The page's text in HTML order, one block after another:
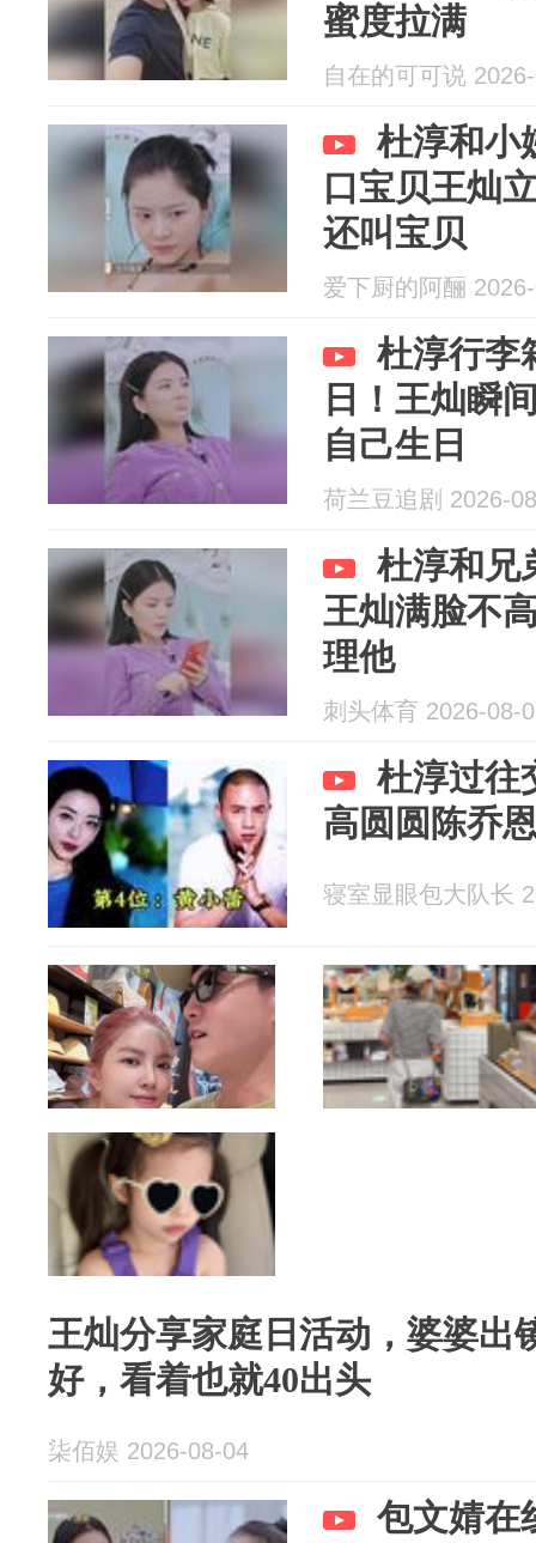
蜜度拉满
自在的可可说
杜淳和小
口宝贝王灿
还叫宝贝
爱下厨的阿酾
杜淳行李
日！王灿瞬
自己生日
荷兰豆追剧 2026-
杜淳和兄
王灿满脸不
理他
刺头体育 2026-08-
杜淳过往
高圆圆陈乔
寝室显眼包大队长
王灿分享家庭日活动，婆婆出
好，看着也就40出头
柒佰娱 2026-08-04
包文婧在